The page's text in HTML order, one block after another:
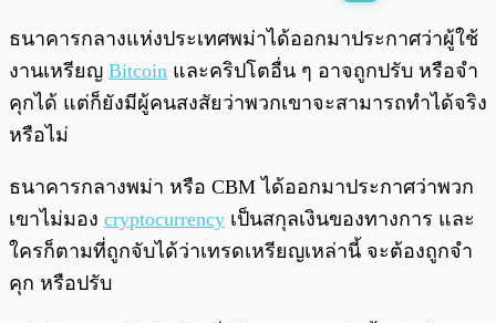
0:00
ธนาคารกลางแห่งประเทศพม่าได้ออกมาประกาศว่าผู้ใช้
งานเหรียญ Bitcoin และคริปโตอื่น ๆ อาจถูกปรับ หรือจำ
คุกได้ แต่ก็ยังมีผู้คนสงสัยว่าพวกเขาจะสามารถทำได้จริง
หรือไม่
ธนาคารกลางพม่า หรือ CBM ได้ออกมาประกาศว่าพวก
เขาไม่มอง cryptocurrency เป็นสกุลเงินของทางการ และ
ใครก็ตามที่ถูกจับได้ว่าเทรดเหรียญเหล่านี้ จะต้องถูกจำ
คุก หรือปรับ